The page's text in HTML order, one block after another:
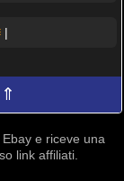
|
e riceve una
link affiliati.